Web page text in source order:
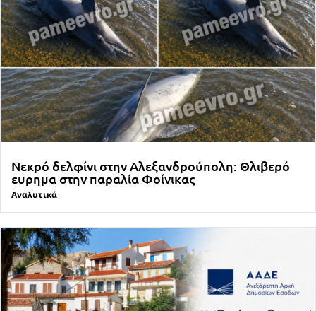
Νεκρό δελφίνι στην Αλεξανδρούπολη: Θλιβερό
ευρημα στην παραλία Φοίνικας
Αναλυτικά